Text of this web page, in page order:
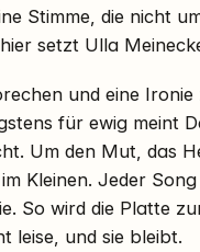
Stimme, die nicht
setzt Ulla
und eine
für ewig meint
Um den Mut, das
Kleinen. Jeder
So wird die Platte
leise, und sie bleibt.